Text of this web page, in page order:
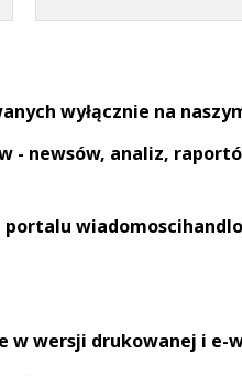
wyłącznie na
- newsów, analiz,
w wersji drukowanej i e-